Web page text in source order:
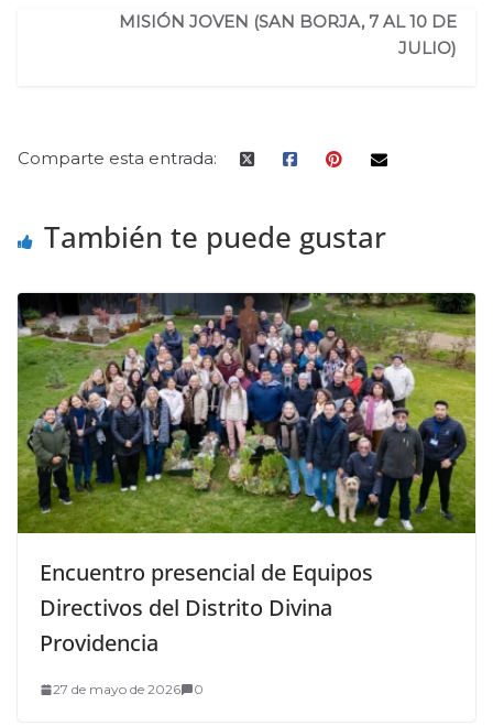
MISIÓN JOVEN (SAN BORJA, 7 AL 10 DE
JULIO)
Comparte esta entrada:
También te puede gustar
Encuentro presencial de Equipos
Directivos del Distrito Divina
Providencia
27 de mayo de 2026 0